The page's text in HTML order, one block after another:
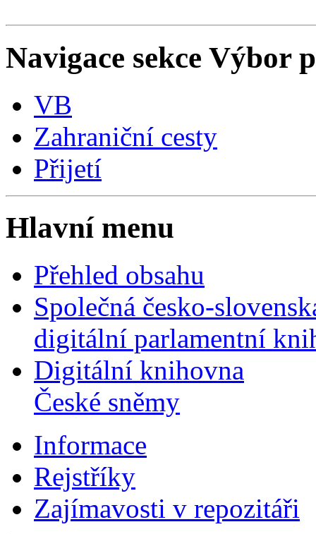
Navigace sekce Výbor
VB
Zahraniční cesty
Přijetí
Hlavní menu
Přehled obsahu
Společná česko-
digitální parlamentní
Digitální knihovna
České sněmy
Informace
Rejstříky
Zajímavosti v repozitáři